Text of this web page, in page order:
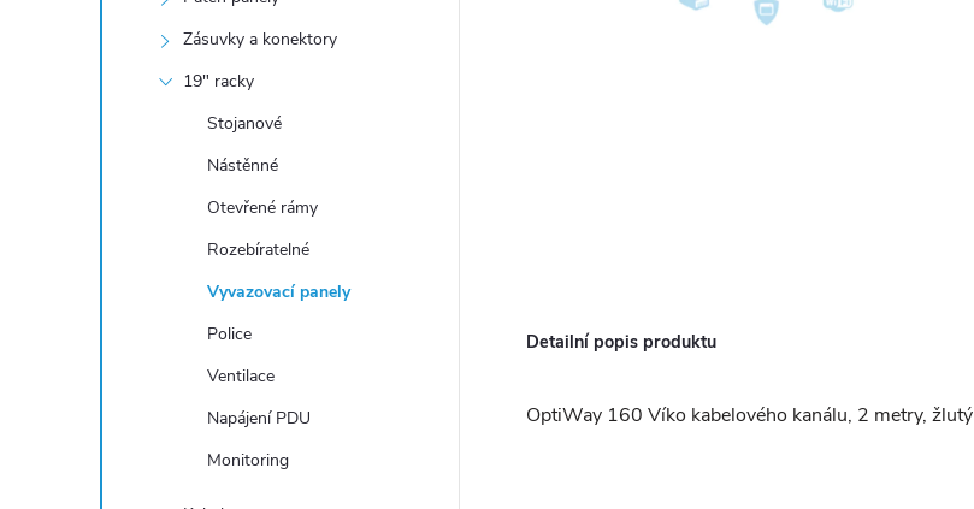
Zásuvky a konektory
19" racky
Stojanové
Nástěnné
Otevřené rámy
Rozebíratelné
Vyvazovací panely
Police
Ventilace
Napájení PDU
Monitoring
Detailní popis produktu
OptiWay 160 Víko kabelového kanálu, 2 metry, žlutý